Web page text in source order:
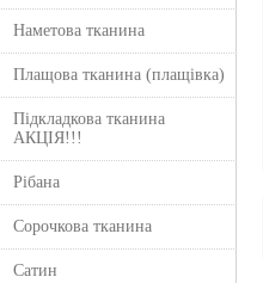
Наметова тканина
Плащова тканина (плащівка)
Підкладкова тканина
АКЦІЯ!!!
Рібана
Сорочкова тканина
Сатин